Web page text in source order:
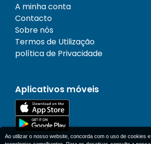
A minha conta
Contacto
Sobre nós
Termos de Utilização
política de Privacidade
Aplicativos móveis
Ao utilizar o nosso website, concorda com o uso de cookies e